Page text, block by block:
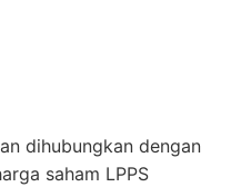
dihubungkan dengan
saham LPPS